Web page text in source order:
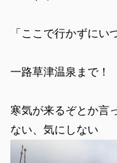
「ここで行かずにい
一路草津温泉まで！
寒気が来るぞとか言
ない、気にしない